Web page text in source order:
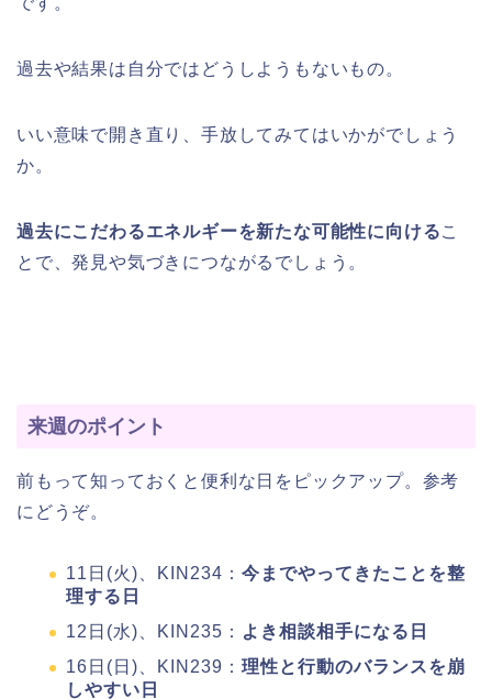
過去や結果は自分ではどうしようもないもの。
いい意味で開き直り、手放してみてはいかがでしょう
か。
過去にこだわるエネルギーを新たな可能性に向けるこ
とで、発見や気づきにつながるでしょう。
来週のポイント
前もって知っておくと便利な日をピックアップ。参考
にどうぞ。
11日(火)、KIN234： 今までやってきたことを整
理する日
12日(水)、KIN235： よき相談相手になる日
16日(日)、KIN239： 理性と行動のバランスを崩
しやすい日